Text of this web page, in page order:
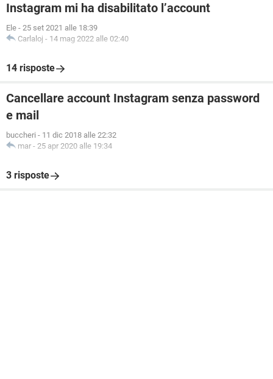
Instagram mi ha disabilitato l’account
Ele - 25 set 2021 alle 18:39
Carlaloj - 14 mag 2022 alle 02:40
14 risposte
Cancellare account Instagram senza password
e mail
buccheri - 11 dic 2018 alle 22:32
mar - 25 apr 2020 alle 19:34
3 risposte